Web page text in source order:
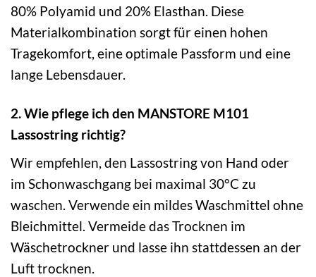
80% Polyamid und 20% Elasthan. Diese
Materialkombination sorgt für einen hohen
Tragekomfort, eine optimale Passform und eine
lange Lebensdauer.
2. Wie pflege ich den MANSTORE M101
Lassostring richtig?
Wir empfehlen, den Lassostring von Hand oder
im Schonwaschgang bei maximal 30°C zu
waschen. Verwende ein mildes Waschmittel ohne
Bleichmittel. Vermeide das Trocknen im
Wäschetrockner und lasse ihn stattdessen an der
Luft trocknen.